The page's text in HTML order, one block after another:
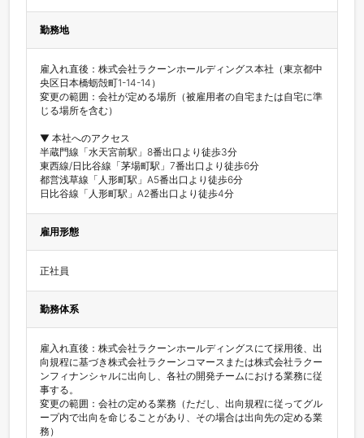
勤務地
雇入れ直後：株式会社ラクーンホールディングス本社（東京都中
央区日本橋蛎殻町1-14-14）
変更の範囲：会社が定める場所（被雇用者の自宅または自宅に準
じる場所を含む）
▼ 本社へのアクセス
半蔵門線「水天宮前駅」8番出口より徒歩3分
東西線/日比谷線「茅場町駅」7番出口より徒歩6分
都営浅草線「人形町駅」A5番出口より徒歩6分
雇用形態
正社員
勤務体系
雇入れ直後：株式会社ラクーンホールディングスにて採用後、出
向規程に基づき株式会社ラクーンコマースまたは株式会社ラクー
ンフィナンシャルに出向し、各社の開発チームにおける業務に従
事する。
変更の範囲：会社の定める業務（ただし、出向規程に従ってグル
ープ内で出向を命じることがあり、その場合は出向先の定める業
務）